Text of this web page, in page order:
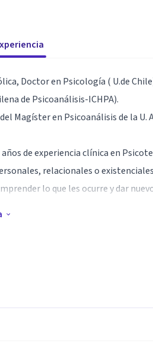
Doctor en Psicología ( U.de
de Psicoanálisis-ICHPA).
Magíster en Psicoanálisis de la U.
de experiencia clínica en
relacionales o
lo que les ocurre y dar
o repetición en sus vínculos.